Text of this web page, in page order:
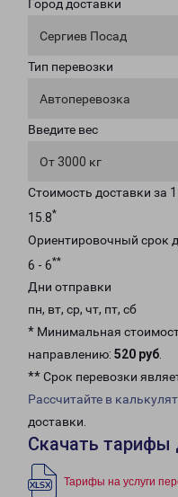
Город доставки
Сергиев Посад
Тип перевозки
Автоперевозка
Введите вес
От 3000 кг
Стоимость доставки за
15.8*
Ориентировочный срок
6 - 6**
Дни отправки
пн, вт, ср, чт, пт, сб
* Минимальная
направлению: 520 руб.
** Срок перевозки
Рассчитайте в
доставки.
Скачать тарифы
Тарифы на услуги